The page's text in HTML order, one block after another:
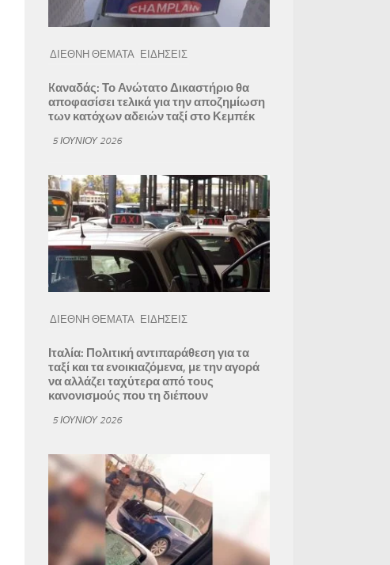
ΔΙΕΘΝΗ ΘΕΜΑΤΑ ΕΙΔΗΣΕΙΣ
Kαναδάς: Το Ανώτατο Δικαστήριο θα
αποφασίσει τελικά για την αποζημίωση
των κατόχων αδειών ταξί στο Κεμπέκ
5 ΙΟΥΝΊΟΥ 2026
ΔΙΕΘΝΗ ΘΕΜΑΤΑ ΕΙΔΗΣΕΙΣ
Ιταλία: Πολιτική αντιπαράθεση για τα
ταξί και τα ενοικιαζόμενα, με την αγορά
να αλλάζει ταχύτερα από τους
κανονισμούς που τη διέπουν
5 ΙΟΥΝΊΟΥ 2026